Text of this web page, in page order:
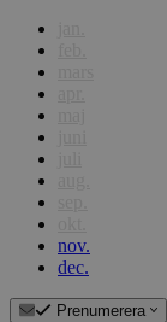
nov.
dec.
Prenumerera